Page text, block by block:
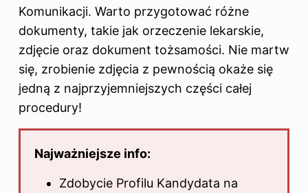
Komunikacji. Warto przygotować różne
dokumenty, takie jak orzeczenie lekarskie,
zdjęcie oraz dokument tożsamości. Nie martw
się, zrobienie zdjęcia z pewnością okaże się
jedną z najprzyjemniejszych części całej
procedury!
Najważniejsze info:
Zdobycie Profilu Kandydata na